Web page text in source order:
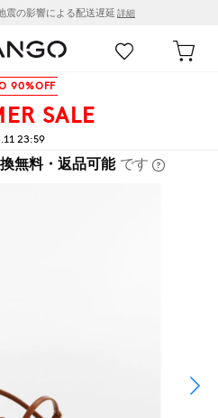
震の影響による配送遅延 詳細
90%OFF
SALE
23:59
無料・返品可能 です